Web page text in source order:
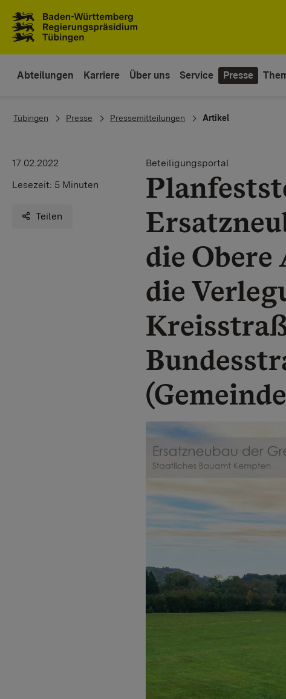
Abteilungen Karriere Über uns Service Presse
You are here:
Tübingen Presse Pressemitteilungen Artikel
17.02.2022
Lesezeit: 5 Minuten
Teilen
Beteiligungsportal
die
die